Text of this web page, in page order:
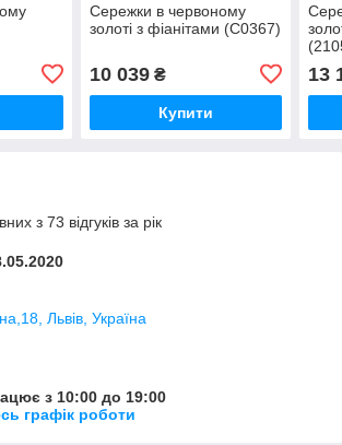
Сережки в червоному
золоті з фіанітами (С0367)
10 039₴
Купити
13
з 73 відгуків за рік
Львів, Україна
з 10:00 до 19:00
графік роботи